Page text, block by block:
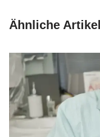
Ähnliche Artikel